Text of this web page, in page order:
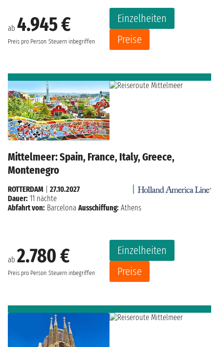
ab 4.945 €
Preis pro Person Steuern inbegriffen
Einzelheiten
Preise
Mittelmeer: Spain, France, Italy, Greece,
Montenegro
ab 2.780 €
Preis pro Person Steuern inbegriffen
Einzelheiten
Preise
ROTTERDAM
27.10.2027
Dauer: 11 nächte
Abfahrt von: Barcelona Ausschiffung: Athens